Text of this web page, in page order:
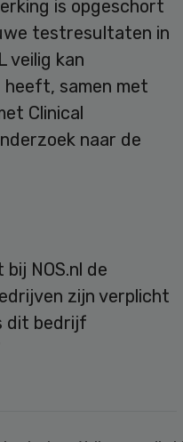
is opgeschort
testresultaten in
veilig kan
heeft, samen met
Clinical
naar de
NOS.nl de
zijn verplicht
dit bedrijf